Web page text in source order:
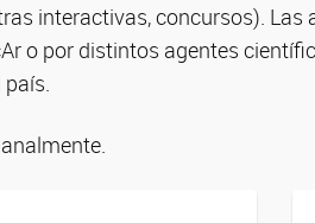
interactivas, concursos). Las
o por distintos agentes